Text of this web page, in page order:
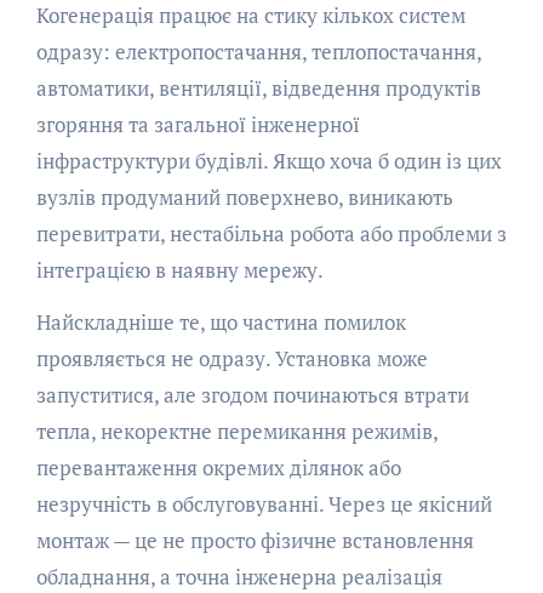
Когенерація працює на стику кількох систем
одразу: електропостачання, теплопостачання,
автоматики, вентиляції, відведення продуктів
згоряння та загальної інженерної
інфраструктури будівлі. Якщо хоча б один із цих
вузлів продуманий поверхнево, виникають
перевитрати, нестабільна робота або проблеми з
інтеграцією в наявну мережу.
Найскладніше те, що частина помилок
проявляється не одразу. Установка може
запуститися, але згодом починаються втрати
тепла, некоректне перемикання режимів,
перевантаження окремих ділянок або
незручність в обслуговуванні. Через це якісний
монтаж — це не просто фізичне встановлення
обладнання, а точна інженерна реалізація